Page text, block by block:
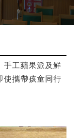
手工蘋果派及鮮
使攜帶孩童同行